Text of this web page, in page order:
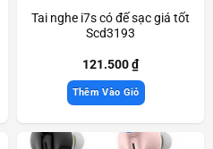
Tai nghe i7s có đế sạc giá tốt
Scd3193
121.500₫
Thêm Vào Giỏ